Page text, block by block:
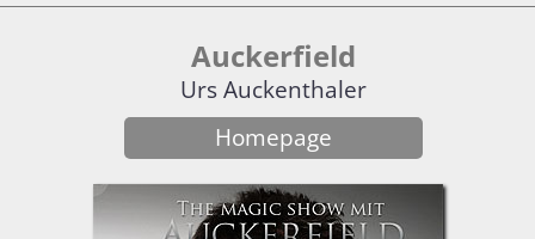
Auckerfield
Urs Auckenthaler
Homepage